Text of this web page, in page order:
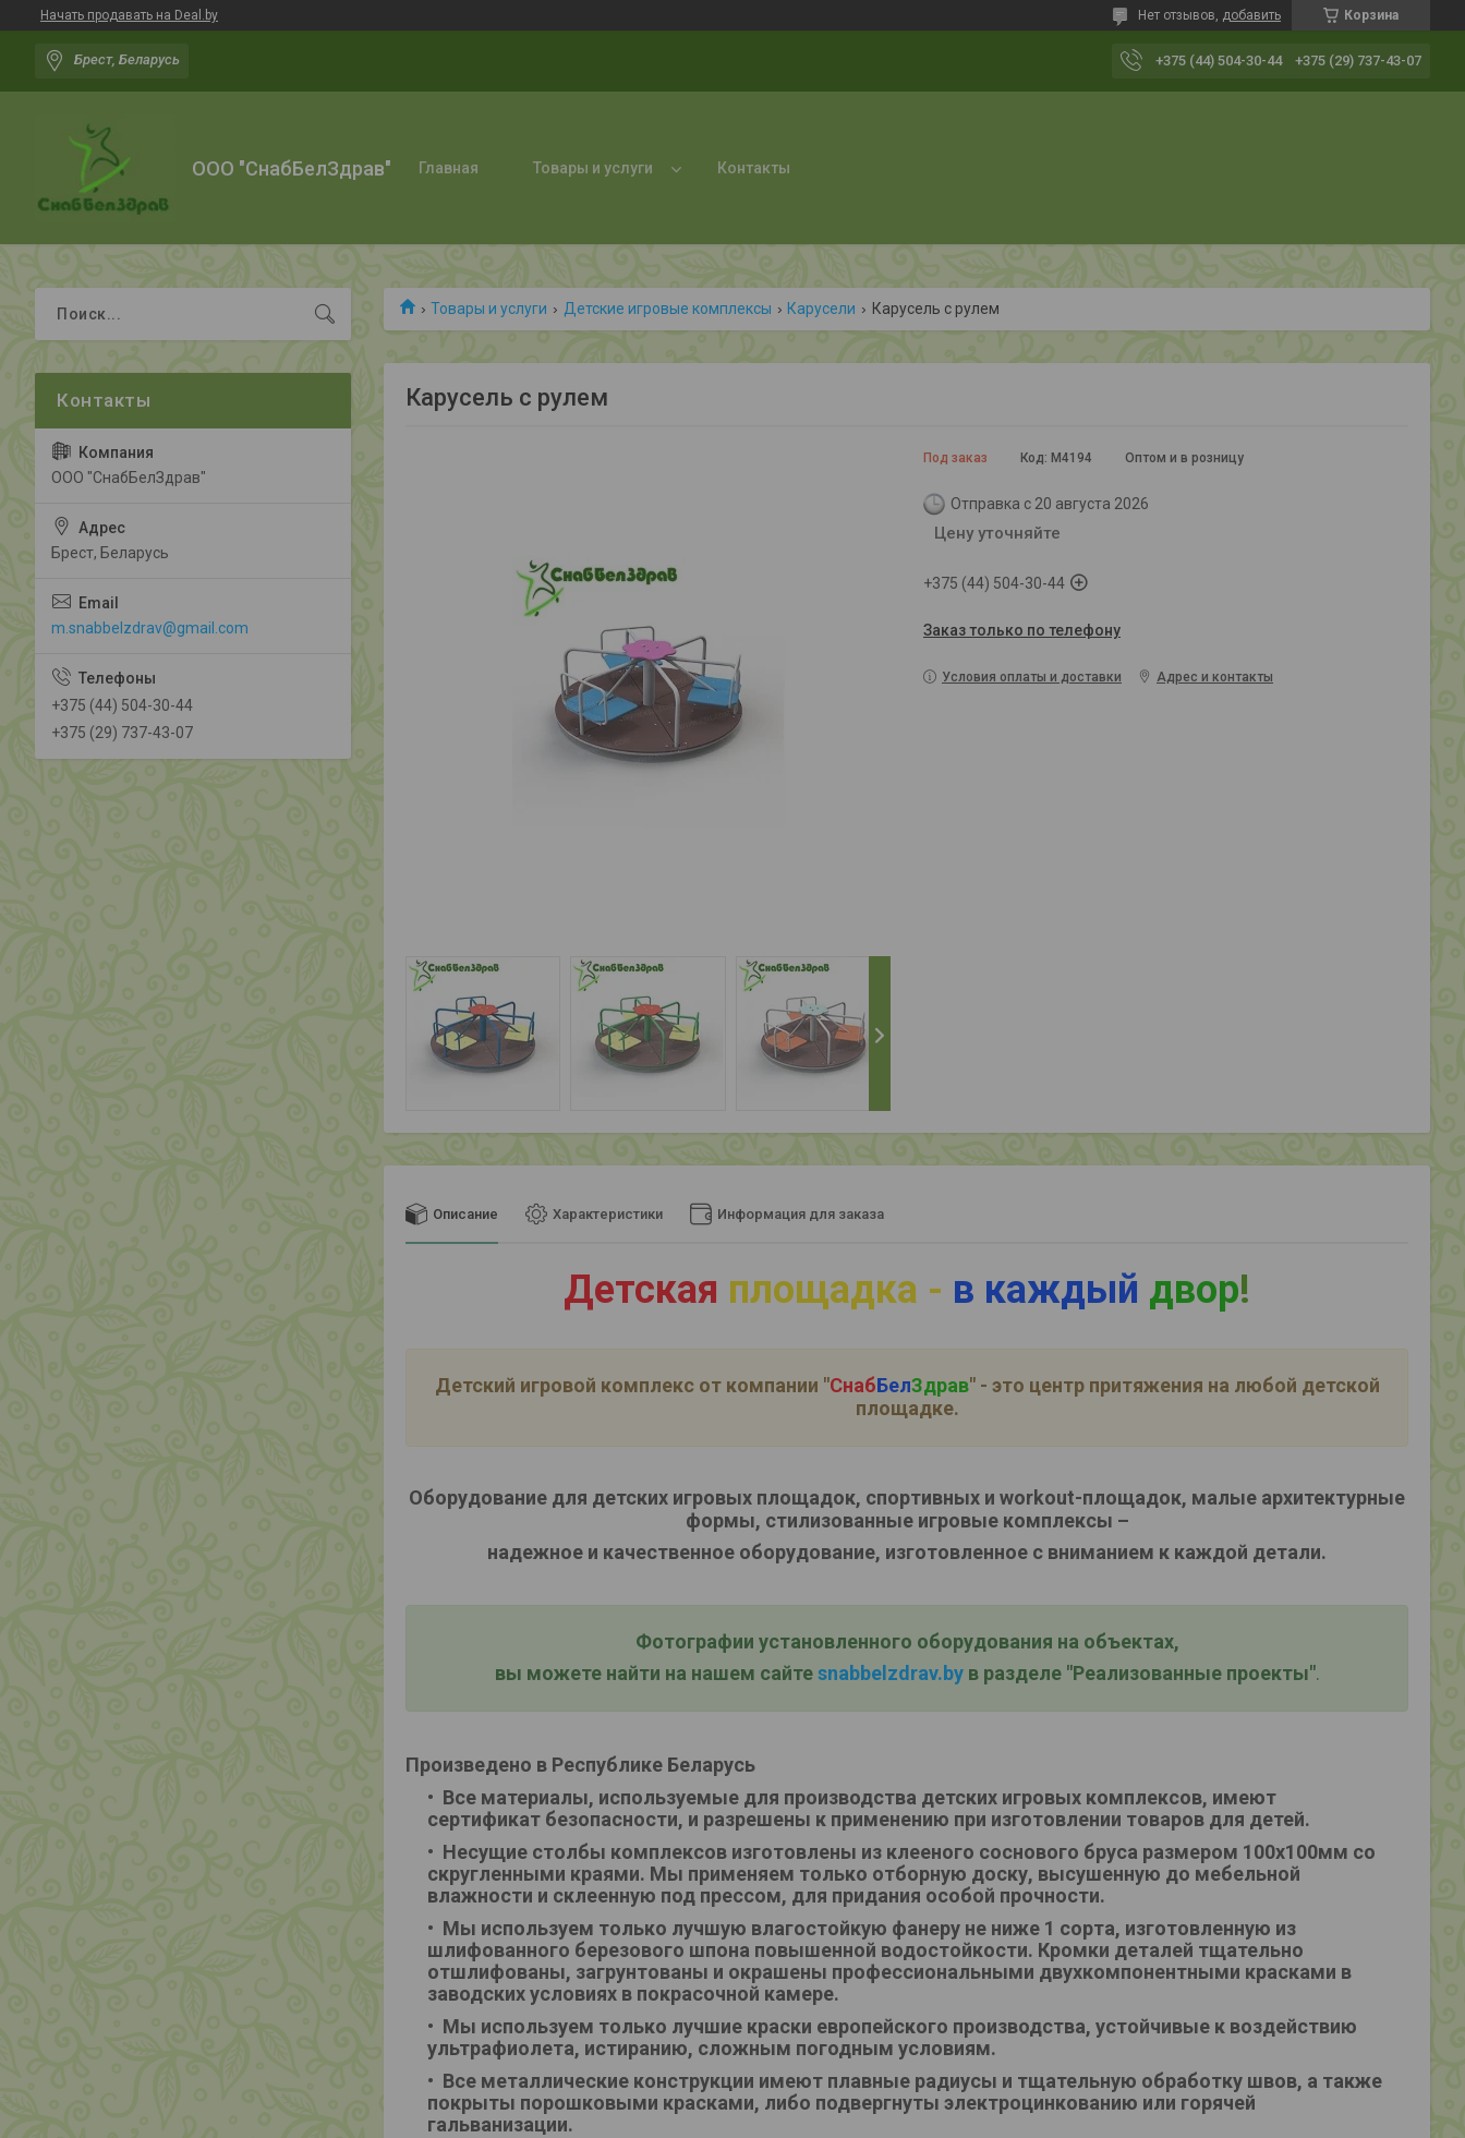
Начать продавать на Deal.by Корзина
Нет отзывов, добавить
Брест, Беларусь +375 (44) 504-30-44 +375 (29) 737-43-07
ООО "СнабБелЗдрав" Главная Товары и услуги Контакты
Товары и услуги Детские игровые комплексы Карусели Карусель с рулем
Карусель с рулем
Под заказ Оптом и в розницу
Код: М4194
Отправка с 20 августа 2026
Цену уточняйте
+375 (44) 504-30-44
Заказ только по телефону
Условия оплаты и доставки Адрес и контакты
Описание Характеристики Информация для заказа
Детская площадка - в каждый двор!
Детский игровой комплекс от компании "СнабБелЗдрав"- это центр притяжения на любой детской
площадке.
Оборудование для детских игровых площадок, спортивных и workout-площадок, малые архитектурные
формы, стилизованные игровые комплексы –
надежное и качественное оборудование, изготовленное с вниманием к каждой детали.
Фотографии установленного оборудования на объектах,
вы можете найти на нашем сайтеsnabbelzdrav.byв разделе "Реализованные проекты".
Произведено в Республике Беларусь
Все материалы, используемые для производства детских игровых комплексов, имеют
сертификат безопасности, и разрешены к применению при изготовлении товаров для детей.
Несущие столбы комплексов изготовлены из клееного соснового бруса размером 100х100мм со
скругленными краями. Мы применяем только отборную доску, высушенную до мебельной
влажности и склеенную под прессом, для придания особой прочности.
Мы используем только лучшую влагостойкую фанеру не ниже 1 сорта, изготовленную из
шлифованного березового шпона повышенной водостойкости. Кромки деталей тщательно
отшлифованы, загрунтованы и окрашены профессиональными двухкомпонентными красками в
заводских условиях в покрасочной камере.
Мы используем только лучшие краски европейского производства, устойчивые к воздействию
ультрафиолета, истиранию, сложным погодным условиям.
Все металлические конструкции имеют плавные радиусы и тщательную обработку швов, а также
покрыты порошковыми красками, либо подвергнуты электроцинкованию или горячей
гальванизации.
ООО "СнабБелЗдрав"
Брест, Беларусь
m.snabbelzdrav@gmail.com
+375 (44) 504-30-44
+375 (29) 737-43-07